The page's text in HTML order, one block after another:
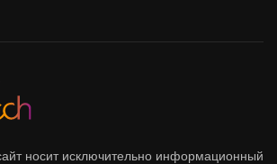
носит исключительно информационный